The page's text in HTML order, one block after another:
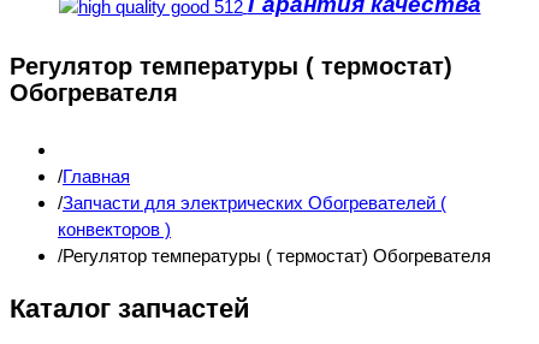
Регулятор температуры ( термостат)
Обогревателя
Главная
Запчасти для электрических Обогревателей (
конвекторов )
Регулятор температуры ( термостат) Обогревателя
Каталог запчастей